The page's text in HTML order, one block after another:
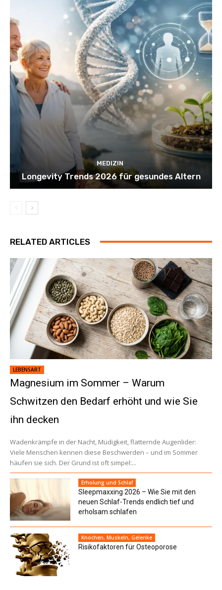
MEDIZIN
Longevity Trends 2026 für gesundes Altern
RELATED ARTICLES
LEBENSART
Magnesium im Sommer – Warum
Schwitzen den Bedarf erhöht und wie Sie
ihn decken
Wadenkrämpfe in der Nacht, Müdigkeit, flatternde Augenlider:
Viele Menschen kennen diese Beschwerden – und im Sommer
häufen sie sich. Der Grund ist oft simpel:...
Erholung und Schlaf
Sleepmaxxing 2026 – Wie Sie mit den
neuen Schlaf-Trends endlich tief und
erholsam schlafen
Knochen, Muskeln, Gelenke
Risikofaktoren für Osteoporose